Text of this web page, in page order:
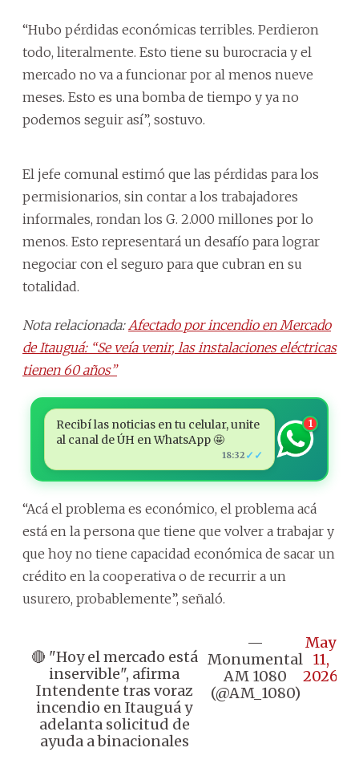
“Hubo pérdidas económicas terribles. Perdieron
todo, literalmente. Esto tiene su burocracia y el
mercado no va a funcionar por al menos nueve
meses. Esto es una bomba de tiempo y ya no
podemos seguir así”, sostuvo.
El jefe comunal estimó que las pérdidas para los
permisionarios, sin contar a los trabajadores
informales, rondan los G. 2.000 millones por lo
menos. Esto representará un desafío para lograr
negociar con el seguro para que cubran en su
totalidad.
Nota relacionada: Afectado por incendio en Mercado
de Itauguá: “Se veía venir, las instalaciones eléctricas
tienen 60 años”
Recibí las noticias en tu celular, unite
al canal de ÚH en WhatsApp 🤩
18:32 ✓✓
1
“Acá el problema es económico, el problema acá
está en la persona que tiene que volver a trabajar y
que hoy no tiene capacidad económica de sacar un
crédito en la cooperativa o de recurrir a un
usurero, probablemente”, señaló.
🔴 "Hoy el mercado está
inservible", afirma
Intendente tras voraz
incendio en Itauguá y
adelanta solicitud de
ayuda a binacionales
—
Monumental
AM 1080
(@AM_1080)
May
11,
2026